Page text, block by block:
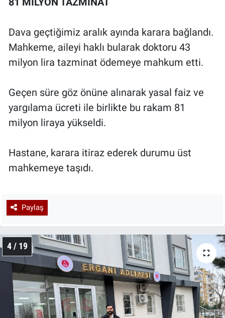
Dava geçtiğimiz aralık ayında karara bağlandı.
Mahkeme, aileyi haklı bularak doktoru 43
milyon lira tazminat ödemeye mahkum etti.
Geçen süre göz önüne alınarak yasal faiz ve
yargılama ücreti ile birlikte bu rakam 81
milyon liraya yükseldi.
Hastane, karara itiraz ederek durumu üst
mahkemeye taşıdı.
Paylaş
4 / 19